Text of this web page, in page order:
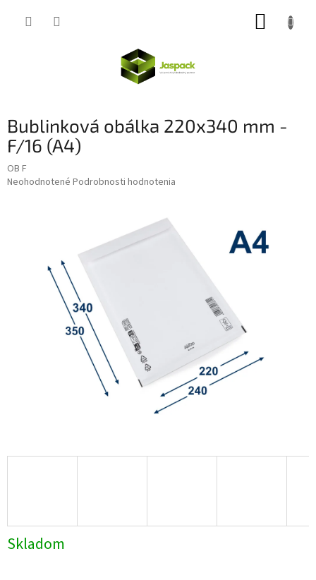
Bublinková obálka 220x340 mm -
F/16 (A4)
OB F
Priemerné
hviezdičiek.
Neohodnotené Podrobnosti hodnotenia
Skladom